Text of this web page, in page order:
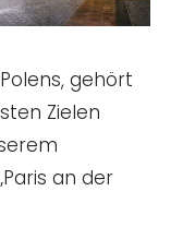
gehört
Zielen
an der